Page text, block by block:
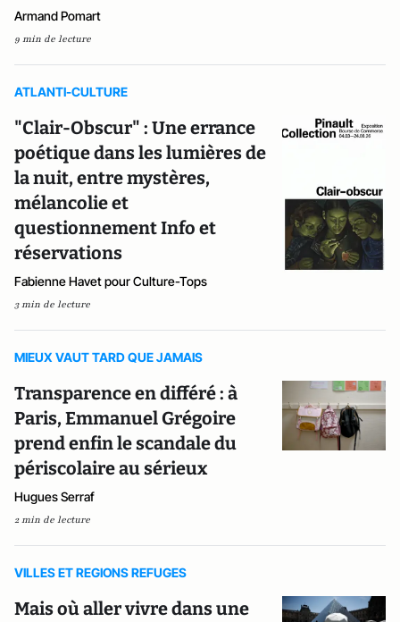
Armand Pomart
9 min de lecture
ATLANTI-CULTURE
"Clair-Obscur" : Une errance
poétique dans les lumières de
la nuit, entre mystères,
mélancolie et
questionnement Info et
réservations
Fabienne Havet pour Culture-Tops
3 min de lecture
MIEUX VAUT TARD QUE JAMAIS
Transparence en différé : à
Paris, Emmanuel Grégoire
prend enfin le scandale du
périscolaire au sérieux
Hugues Serraf
2 min de lecture
VILLES ET REGIONS REFUGES
Mais où aller vivre dans une